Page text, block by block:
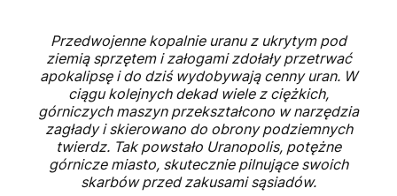
Przedwojenne kopalnie uranu z ukrytym pod
ziemią sprzętem i załogami zdołały przetrwać
apokalipsę i do dziś wydobywają cenny uran. W
ciągu kolejnych dekad wiele z ciężkich,
górniczych maszyn przekształcono w narzędzia
zagłady i skierowano do obrony podziemnych
twierdz. Tak powstało Uranopolis, potężne
górnicze miasto, skutecznie pilnujące swoich
skarbów przed zakusami sąsiadów.